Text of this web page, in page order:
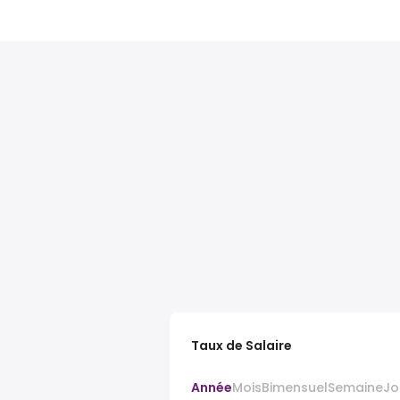
Taux de Salaire
AnnéeMoisBimensuelSemaine